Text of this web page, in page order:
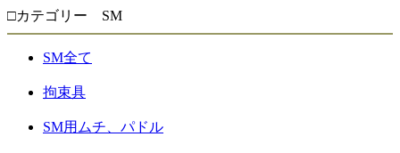
□カテゴリー SM
SM全て
拘束具
SM用ムチ、パドル